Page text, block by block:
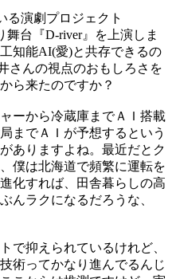
る演劇プロジェクト
舞台『D-river』を上演しま
知能AI(愛)と共存できるの
さんの視点のおもしろさを
ら来たのですか？
ーから冷蔵庫までＡＩ搭載
までＡＩが予想するという
ありますよね。最近だとク
僕は北海道で頻繁に運転を
化すれば、田舎暮らしの高
んラクになるだろうな、
で抑えられているけれど、
術ってかなり進んでるんじ